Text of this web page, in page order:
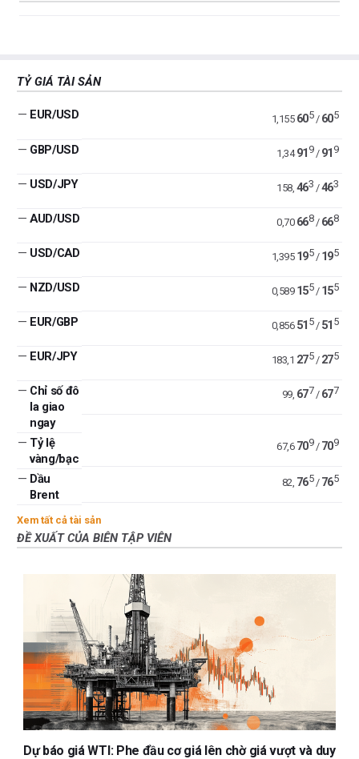
TỶ GIÁ TÀI SẢN
— EUR/USD 1,155 605/ 605
— GBP/USD 1,34 91 9/ 91 9
— USD/JPY 158, 463 /463
— AUD/USD 0,70 668/ 668
— USD/CAD 1,395 195/ 195
— NZD/USD 0,589 155/ 155
— EUR/GBP 0,856 51 5/ 51 5
— EUR/JPY 183,1 275/ 275
— Chỉ số đô
la giao
ngay
99, 677 / 677
— Tỷ lệ
vàng/bạc
67,6 709/ 709
— Dầu
Brent
82, 765/ 765
Xem tất cả tài sản
ĐỀ XUẤT CỦA BIÊN TẬP VIÊN
Dự báo giá WTI: Phe đầu cơ giá lên chờ giá vượt và duy